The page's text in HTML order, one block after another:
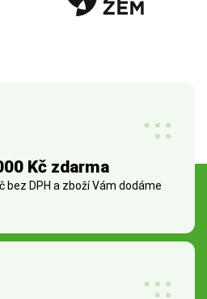
Kč zdarma
bez DPH a zboží Vám dodáme